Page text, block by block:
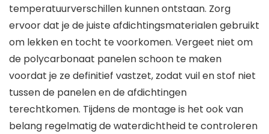
temperatuurverschillen kunnen ontstaan. Zorg
ervoor dat je de juiste afdichtingsmaterialen gebruikt
om lekken en tocht te voorkomen. Vergeet niet om
de polycarbonaat panelen schoon te maken
voordat je ze definitief vastzet, zodat vuil en stof niet
tussen de panelen en de afdichtingen
terechtkomen. Tijdens de montage is het ook van
belang regelmatig de waterdichtheid te controleren